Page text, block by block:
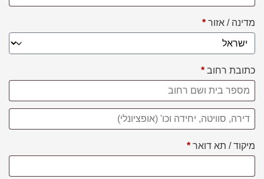
מדינה / אזור *
כתובת רחוב *
דירה,
יחידה
וכו'
מיקוד / תא דואר *